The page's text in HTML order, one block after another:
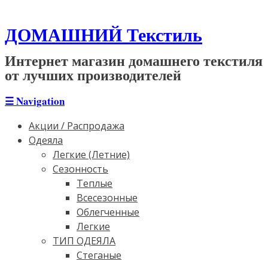
ДОМАШНИЙ Текстиль
Интернет магазин домашнего текстиля
от лучших производителей
☰Navigation
Акции / Распродажа
Одеяла
Легкие (Летние)
Сезонность
Теплые
Всесезонные
Облегченные
Легкие
ТИП ОДЕЯЛА
Стеганые